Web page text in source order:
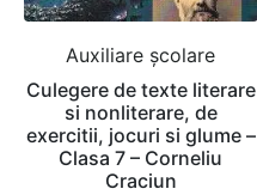
Auxiliare şcolare
Culegere de texte literare
si nonliterare, de
exercitii, jocuri si glume –
Clasa 7 – Corneliu
Craciun